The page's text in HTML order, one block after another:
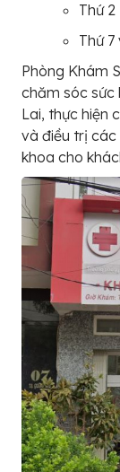
Thứ 2
Thứ
Phòng Khám
chăm sóc sức
Lai, thực hiện
và điều trị các
khoa cho